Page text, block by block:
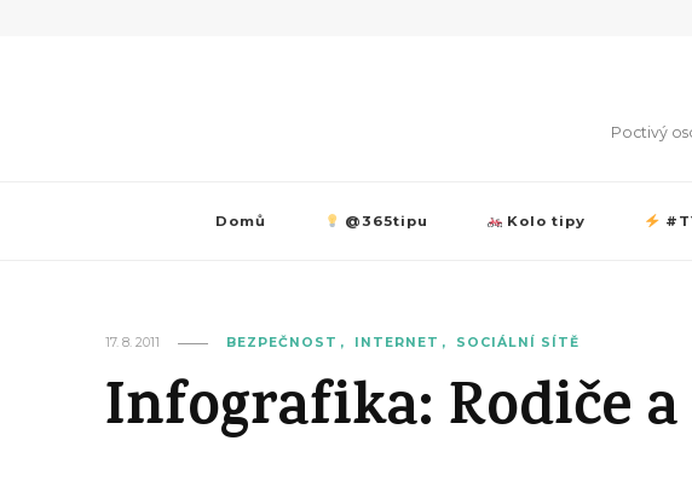
Poctivý
Domů @365tipu Kolo tipy
17. 8. 2011 BEZPEČNOST INTERNET SOCIÁLNÍ SÍTĚ
Infografika: Rodiče